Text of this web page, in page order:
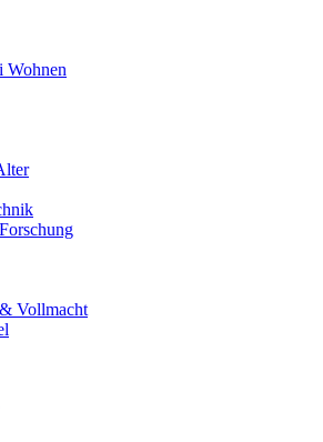
Wohnen
Vollmacht